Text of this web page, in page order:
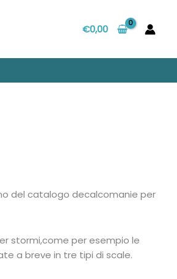
€0,00
del catalogo decalcomanie per
stormi,come per esempio le
a breve in tre tipi di scale.